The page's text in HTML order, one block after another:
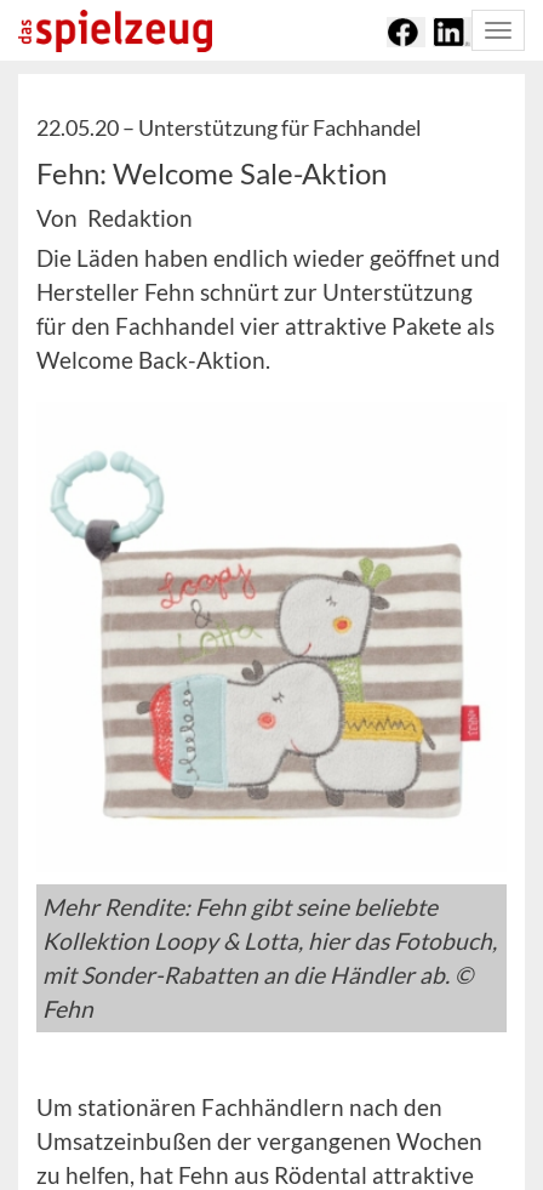
22.05.20 – Unterstützung für Fachhandel
Fehn: Welcome Sale-Aktion
Von Redaktion
Die Läden haben endlich wieder geöffnet und
Hersteller Fehn schnürt zur Unterstützung
für den Fachhandel vier attraktive Pakete als
Welcome Back-Aktion.
Mehr Rendite: Fehn gibt seine beliebte
Kollektion Loopy & Lotta, hier das Fotobuch,
mit Sonder-Rabatten an die Händler ab. ©
Fehn
Um stationären Fachhändlern nach den
Umsatzeinbußen der vergangenen Wochen
zu helfen, hat Fehn aus Rödental attraktive